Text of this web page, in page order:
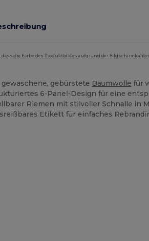
dass die Farbe des Produktbildes aufgrund der
gewaschene, gebürstete Baumwolle für
6-Panel-Design für eine
Riemen mit stilvoller Schnalle in
Etikett für einfaches